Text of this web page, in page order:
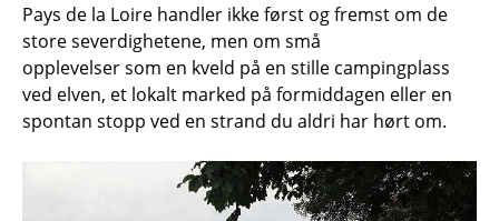
Pays de la Loire handler ikke først og fremst om de
store severdighetene, men om små
opplevelser som en kveld på en stille campingplass
ved elven, et lokalt marked på formiddagen eller en
spontan stopp ved en strand du aldri har hørt om.